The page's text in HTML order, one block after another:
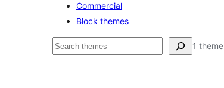
Commercial
Block themes
Пошук 1 theme